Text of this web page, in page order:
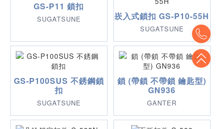
GS-P11 鎖扣
SUGATSUNE 崁入式鎖扣 GS-P10-55H
SUGATSUNE
GS-P100SUS 不銹鋼鎖
扣
SUGATSUNE
鎖 (帶鎖 不帶鎖 鑰匙型)
GN936
GANTER